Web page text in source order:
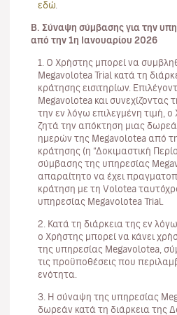
εδώ
Β. Σύναψη σύμβασης για την
από την 1η Ιανουαρίου 2026
1. Ο Χρήστης μπορεί να
Megavolotea Trial κατά τη
κράτησης εισιτηρίων.
Megavolotea και συνεχίζοντας
την εν λόγω επιλεγμένη τιμή,
ζητά την απόκτηση μιας
ημερών της Megavolotea από
κράτησης (η “Δοκιμαστική
σύμβασης της υπηρεσίας
απαραίτητο να έχει
κράτηση με τη Volotea
υπηρεσίας Megavolotea Trial.
2. Κατά τη διάρκεια της εν
ο Χρήστης μπορεί να κάνει
της υπηρεσίας Megavolotea,
τις προϋποθέσεις που
ενότητα.
3. Η σύναψη της υπηρεσίας
δωρεάν κατά τη διάρκεια της